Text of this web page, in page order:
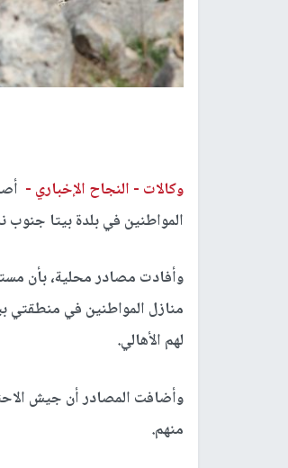
وكالات - النجاح الإخباري -
المواطنين في بلدة بيتا جنوب
وأفادت مصادر محلية، بأن
منازل المواطنين في منطقتي
لهم الأهالي.
وأضافت المصادر أن جيش
منهم.